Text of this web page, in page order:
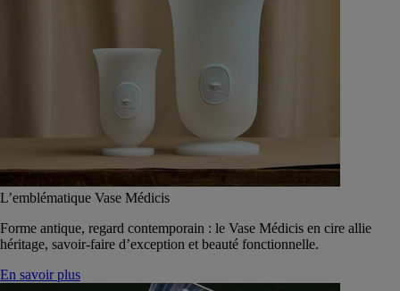
L’emblématique Vase Médicis
Forme antique, regard contemporain : le Vase Médicis en cire allie
héritage, savoir-faire d’exception et beauté fonctionnelle.
En savoir plus